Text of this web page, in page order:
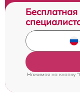
Нажимая на кнопку